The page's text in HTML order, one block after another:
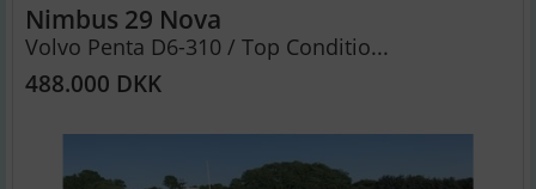
Nimbus 29 Nova
Volvo Penta D6-310 / Top Conditio...
488.000 DKK